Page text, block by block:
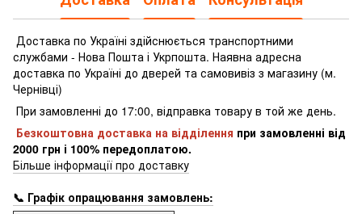
Доставка по Україні здійснюється транспортними
службами - Нова Пошта і Укрпошта. Наявна адресна
доставка по Україні до дверей та самовивіз з магазину (м.
Чернівці)
При замовленні до 17:00, відправка товару в той же день.
Безкоштовна доставка на відділення при замовленні від
2000 грн і 100% передоплатою.
Більше інформації про доставку
📞 Графік опрацювання замовлень: